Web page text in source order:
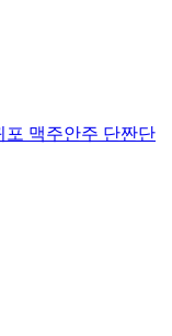
포 맥주안주 단짠단